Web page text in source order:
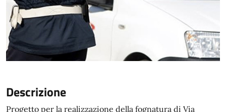
Descrizione
Progetto per la realizzazione della fognatura di Via